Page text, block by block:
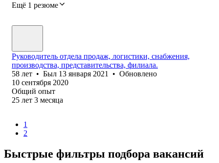
Ещё 1 резюме
Руководитель отдела продаж, логистики, снабжения,
производства, представительства, филиала.
58 лет • Был 13 января 2021 • Обновлено
10 сентября 2020
Общий опыт
25 лет 3 месяца
1
2
Быстрые фильтры подбора вакансий